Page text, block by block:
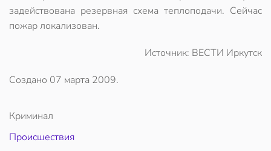
задействована резервная схема теплоподачи. Сейчас
пожар локализован.
Источник: ВЕСТИ Иркутск
Создано 07 марта 2009.
Криминал
Происшествия